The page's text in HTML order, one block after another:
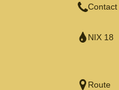
Contact
NIX 18
Route